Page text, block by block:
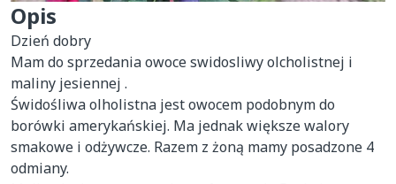
Opis
Dzień dobry
Mam do sprzedania owoce swidosliwy olcholistnej i
maliny jesiennej .
Świdośliwa olholistna jest owocem podobnym do
borówki amerykańskiej. Ma jednak większe walory
smakowe i odżywcze. Razem z żoną mamy posadzone 4
odmiany.